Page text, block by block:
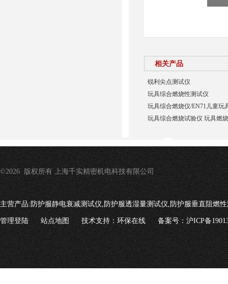
相关产品
锐利尖点测试仪
玩具综合燃烧性测试仪
玩具综合燃烧仪/EN71儿童玩
玩具综合燃烧试验仪 玩具燃
©2026 版权所有 上海千实精密机电科技有限公司
主营产品:防护服静电衰减测试仪,防护服透湿量测试仪,防护服垂直阻燃
管理登陆 站点地图 技术支持：环保在线 备案号：沪ICP备